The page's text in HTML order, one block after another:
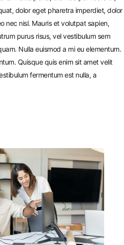
dolor eget pharetra imperdiet, dolor
nec nisl. Mauris et volutpat sapien,
purus risus, vel vestibulum sem
Nulla euismod a mi eu elementum.
Quisque quis enim sit amet velit
fermentum est nulla, a